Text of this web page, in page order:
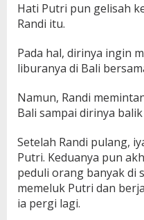
Hati Putri pun gelisah
Randi itu.
Pada hal, dirinya ingin
liburanya di Bali
Namun, Randi
Bali sampai dirinya
Setelah Randi pulang,
Putri. Keduanya pun
peduli orang banyak di
memeluk Putri dan
ia pergi lagi.